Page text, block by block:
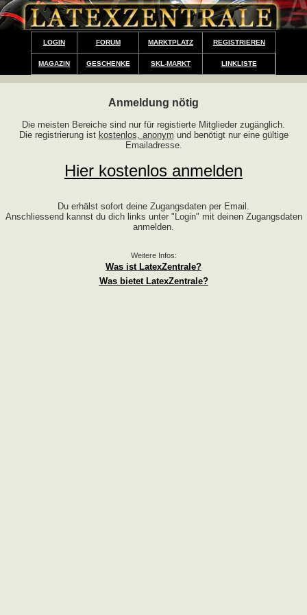
LOGIN FORUM MARKTPLATZ REGISTRIEREN
MAGAZIN GESCHENKE SKL-MARKT LINKLISTE
Anmeldung nötig
Die meisten Bereiche sind nur für registierte Mitglieder zugänglich.
Die registrierung ist kostenlos, anonym und benötigt nur eine gültige
Emailadresse.
Hier kostenlos anmelden
Du erhälst sofort deine Zugangsdaten per Email.
Anschliessend kannst du dich links unter "Login" mit deinen Zugangsdaten
anmelden.
Weitere Infos:
Was ist LatexZentrale?
Was bietet LatexZentrale?